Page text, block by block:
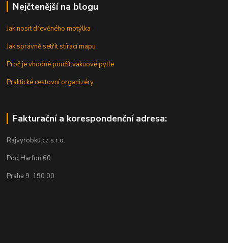
Nejčtenější na blogu
Jak nosit dřevěného motýlka
Jak správně setřít stírací mapu
Proč je vhodné použít vakuové pytle
Praktické cestovní organizéry
Fakturační a korespondenční adresa:
Rajvyrobku.cz s.r.o.
Pod Harfou 60
Praha 9 190 00